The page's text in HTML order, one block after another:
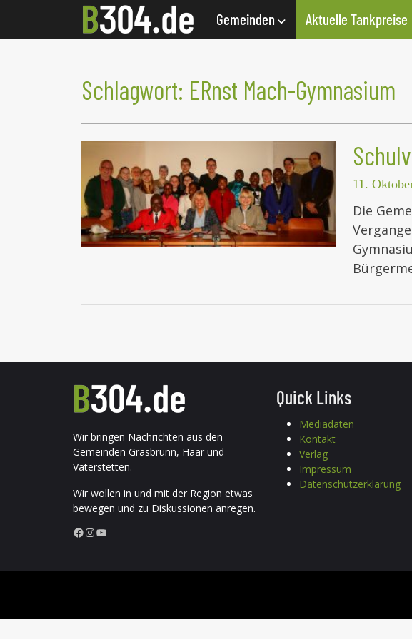
Gemeinden Aktuelle Tankpreise
Schlagwort: ERnst Mach-Gymnasium
11.
Die
Wir bringen Nachrichten aus den
Gemeinden Grasbrunn, Haar und
Vaterstetten.
Wir wollen in und mit der Region etwas
bewegen und zu Diskussionen anregen.
Facebook InstagramYouTube
Quick Links
Mediadaten
Kontakt
Verlag
Impressum
Datenschutzerklärung